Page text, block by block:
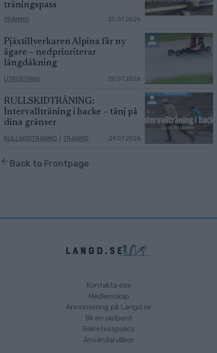
träningspass
TRÄNING 30.07.2026
Pjäxtillverkaren Alpina får ny
ägare – nedprioriterar
längdåkning
UTRUSTNING 30.07.2026
RULLSKIDTRÄNING:
Intervallträning i backe – tänj på
dina gränser
RULLSKIDTRÄNING TRÄNING 29.07.2026
Back to Frontpage
Kontakta oss
Medlemskap
Annonsering på Langd.se
Bli en skribent
Sekretesspolicy
Användarvillkor